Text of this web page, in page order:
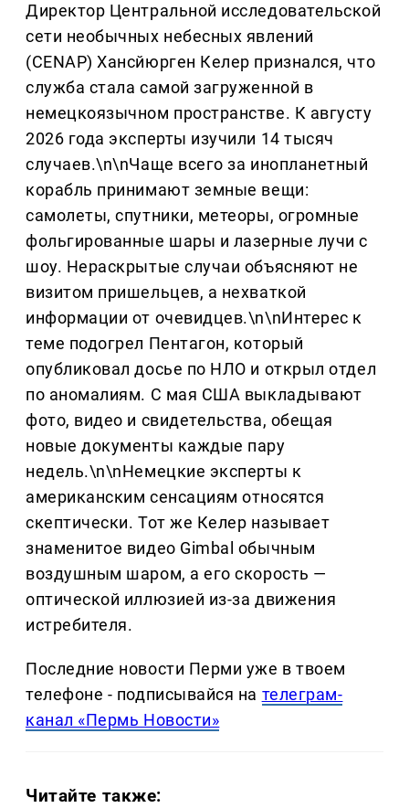
Директор Центральной исследовательской
сети необычных небесных явлений
(CENAP) Хансйюрген Келер признался, что
служба стала самой загруженной в
немецкоязычном пространстве. К августу
2026 года эксперты изучили 14 тысяч
случаев.\n\nЧаще всего за инопланетный
корабль принимают земные вещи:
самолеты, спутники, метеоры, огромные
фольгированные шары и лазерные лучи с
шоу. Нераскрытые случаи объясняют не
визитом пришельцев, а нехваткой
информации от очевидцев.\n\nИнтерес к
теме подогрел Пентагон, который
опубликовал досье по НЛО и открыл отдел
по аномалиям. С мая США выкладывают
фото, видео и свидетельства, обещая
новые документы каждые пару
недель.\n\nНемецкие эксперты к
американским сенсациям относятся
скептически. Тот же Келер называет
знаменитое видео Gimbal обычным
воздушным шаром, а его скорость —
оптической иллюзией из-за движения
истребителя.
Последние новости Перми уже в твоем
телефоне - подписывайся на телеграм-
канал «Пермь Новости»
Читайте также: